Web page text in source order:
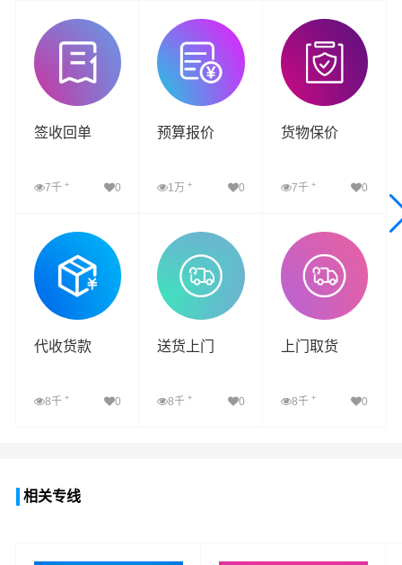
签收回单
7千 + 0
查看详细
预算报价
1万+ 0
查看详细
货物保价
7千 + 0
查看详细
代收货款
8千 + 0
送货上门
8千+ 0
上门取货
8千 + 0
相关专线